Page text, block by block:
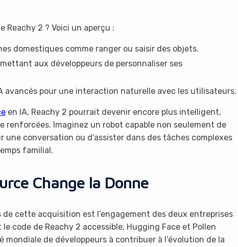
Reachy 2 ? Voici un aperçu :
domestiques comme ranger ou saisir des objets.
aux développeurs de personnaliser ses
avancés pour une interaction naturelle avec les utilisateurs.
en IA, Reachy 2 pourrait devenir encore plus intelligent,
renforcées. Imaginez un robot capable non seulement de
une conversation ou d’assister dans des tâches complexes
familial.
Change la Donne
de cette acquisition est l’engagement des deux entreprises
le code de Reachy 2 accessible, Hugging Face et Pollen
de développeurs à contribuer à l’évolution de la